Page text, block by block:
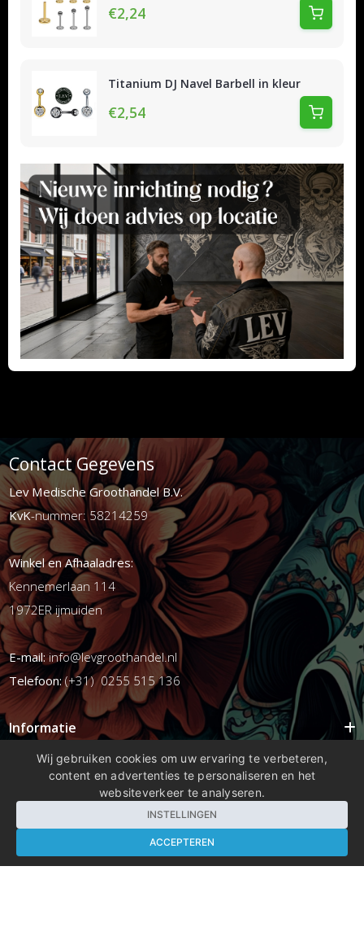
€2,24
Titanium DJ Navel Barbell in kleur
€2,54
Contact Gegevens
Lev Medische Groothandel B.V.
KvK-nummer: 58214259
Winkel en Afhaaladres:
Kennemerlaan 114
1972ER ijmuiden
E-mail:info@levgroothandel.nl
Telefoon:(+31) 0255 515 136
Informatie
Mijn account
Wij gebruiken cookies om uw ervaring te verbeteren,
content en advertenties te personaliseren en het
websiteverkeer te analyseren.
INSTELLINGEN
ACCEPTEREN